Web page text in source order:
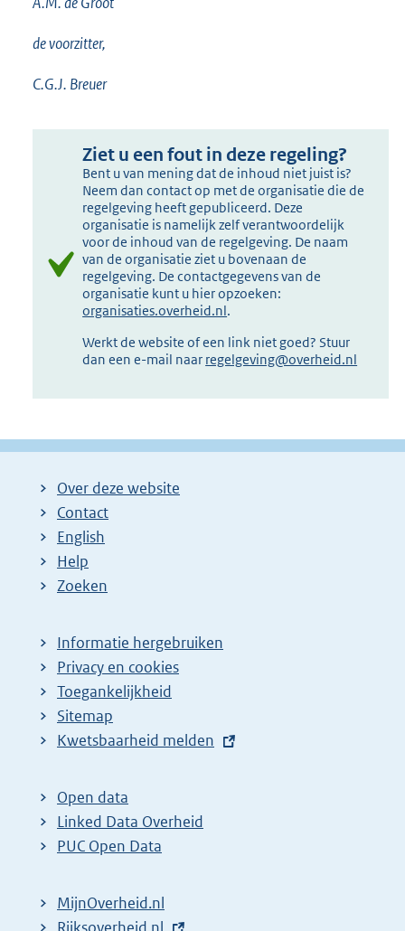
de voorzitter,
C.G.J. Breuer
Ziet u een fout in deze regeling?
Bent u van mening dat de inhoud niet juist is?
Neem dan contact op met de organisatie die de
regelgeving heeft gepubliceerd. Deze
organisatie is namelijk zelf verantwoordelijk
voor de inhoud van de regelgeving. De naam
van de organisatie ziet u bovenaan de
regelgeving. De contactgegevens van de
organisatie kunt u hier opzoeken:
organisaties.overheid.nl.
Werkt de website of een link niet goed? Stuur
dan een e-mail naar regelgeving@overheid.nl
Over deze website
Contact
English
Help
Zoeken
Informatie hergebruiken
Privacy en cookies
Toegankelijkheid
Sitemap
E
t
e
r
l
Kwetsbaarheid melden
Open data
Linked Data Overheid
PUC Open Data
MijnOverheid.nl
E
Rijksoverheid.nl